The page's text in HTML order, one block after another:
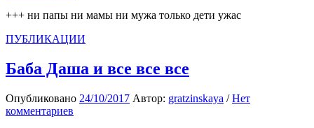
+++ ни папы ни мамы ни мужа только дети ужас
ПУБЛИКАЦИИ
Баба Даша и все все все
Опубликовано 24/10/2017 Автор: gratzinskaya /Нет
комментариев